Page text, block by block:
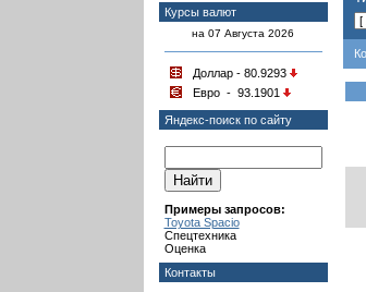
Курсы валют
на 07 Августа 2026
Доллар - 80.9293
Евро - 93.1901
Яндекс-поиск по сайту
Примеры запросов:
Toyota Spacio
Спецтехника
Оценка
Контакты